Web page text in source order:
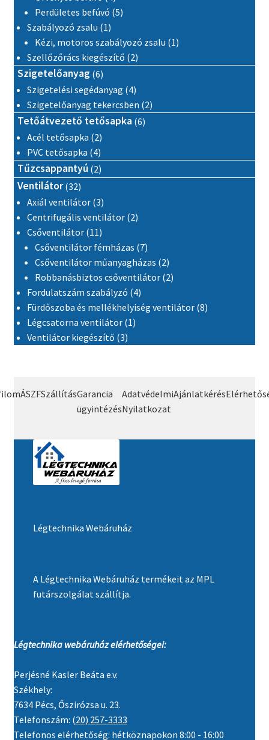
Perdületes befúvó 55 termék
Szabályozó zsalu 11 termék
Kézi, motoros szabályozó zsalu 11 termék
Szellőzőrács kiegészítő 22 termék
Szigetelőanyag 66 termék
Szigetelési segédanyag 44 termék
Szigetelőanyag tekercsben 22 termék
Tetőátvezető tetősapka 66 termék
Acél tetősapka 22 termék
PVC tetősapka 44 termék
Tűzcsappantyú 22 termék
Ventilátor 3232 termék
Axiál ventilátor 33 termék
Centrifugális ventilátor 22 termék
Csőventilátor 1111 termék
Csőventilátor fémházas 77 termék
Csőventilátor műanyagházas 22 termék
Robbanásbiztos csőventilátor 22 termék
Fordulatszám szabályzó 44 termék
Fürdőszoba és mellékhelyiség ventilátor 88 termék
Légcsatorna ventilátor 11 termék
Ventilátor kiegészítő 33 termék
ÁSZFSzállításGarancia
ügyintézés
Adatvédelmi
Nyilatkozat
Ajánlatkérés
Légtechnika Webáruház
A Légtechnika Webáruház termékeit az MPL
futárszolgálat szállítja.
Légtechnika webáruház elérhetőségei:
Perjésné Kasler Beáta e.v.
Székhely:
7634 Pécs, Őszirózsa u. 23.
Telefonszám: (20) 257-3333
Telefonos elérhetőség: hétköznapokon 8:00 - 16:00